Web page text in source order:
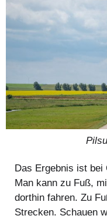
Das Ergebnis ist bei
Man kann zu Fuß,
dorthin fahren. Zu
Strecken. Schauen